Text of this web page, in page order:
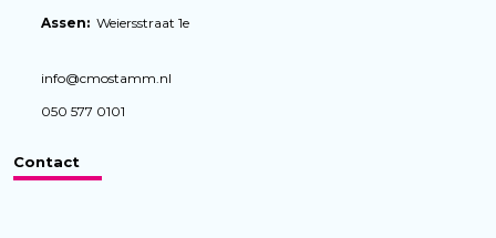
Assen: Weiersstraat 1e
info@cmostamm.nl
050 577 0101
Contact